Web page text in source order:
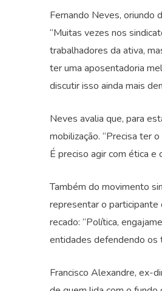
Fernando Neves, oriundo
“Muitas vezes nos
trabalhadores da ativa,
ter uma aposentadoria
discutir isso ainda mais
Neves avalia que, para
mobilização. “Precisa ter
É preciso agir com ética e
Também do movimento
representar o participante
recado: “Política,
entidades defendendo os
Francisco Alexandre, ex-